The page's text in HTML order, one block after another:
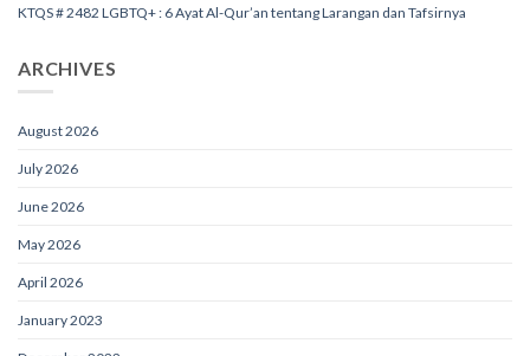
KTQS # 2482 LGBTQ+ : 6 Ayat Al-Qur’an tentang Larangan dan Tafsirnya
ARCHIVES
August 2026
July 2026
June 2026
May 2026
April 2026
January 2023